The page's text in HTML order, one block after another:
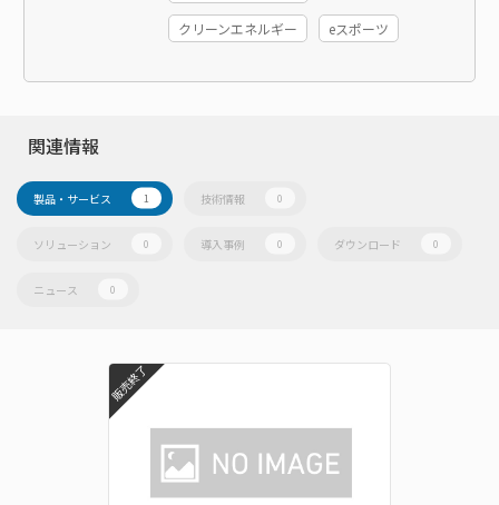
クリーンエネルギー eスポーツ
関連情報
製品・サービス 1 技術情報 0
ソリューション 0 導入事例 0 ダウンロード 0
ニュース 0
販売終了